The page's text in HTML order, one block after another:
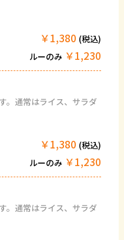
￥1,380 (税込)
ルーのみ ￥1,230
。通常はライス、サラダ
￥1,380 (税込)
ルーのみ ￥1,230
。通常はライス、サラダ